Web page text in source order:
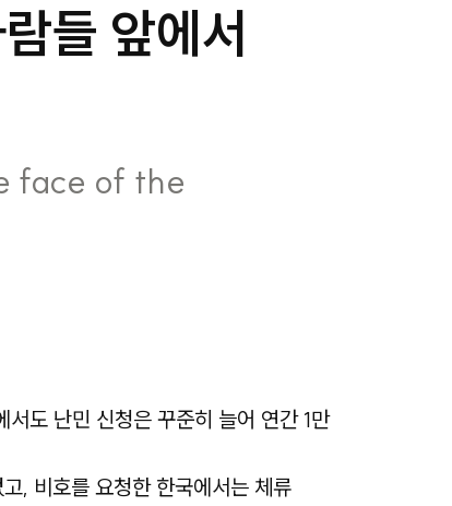
들 앞에서
face of the
도 난민 신청은 꾸준히 늘어 연간 1만
, 비호를 요청한 한국에서는 체류